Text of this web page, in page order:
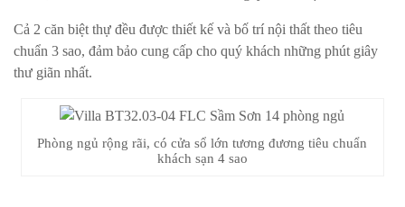
Cả 2 căn biệt thự đều được thiết kế và bố trí nội thất theo tiêu
chuẩn 3 sao, đảm bảo cung cấp cho quý khách những phút giây
thư giãn nhất.
Phòng ngủ rộng rãi, có cửa sổ lớn tương đương tiêu chuẩn
khách sạn 4 sao